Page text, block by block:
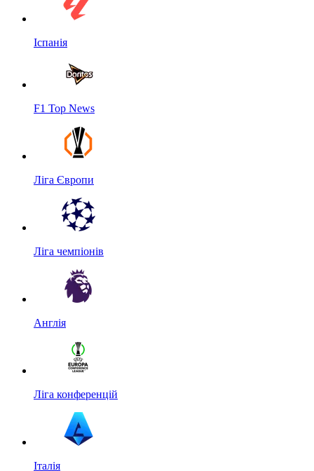
Іспанія
F1 Top News
Ліга Європи
Ліга чемпіонів
Англія
Ліга конференцій
Італія